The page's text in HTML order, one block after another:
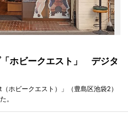
ホビークエスト」 デジタ
ホビークエスト）」（豊島区池袋2）
。